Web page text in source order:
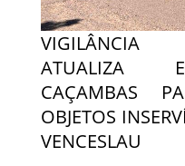
VIGILÂNCIA
ATUALIZA
CAÇAMBAS
OBJETOS
VENCESLAU